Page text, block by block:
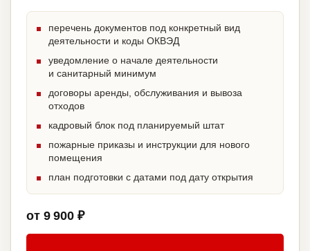
перечень документов под конкретный вид
деятельности и коды ОКВЭД
уведомление о начале деятельности
и санитарный минимум
договоры аренды, обслуживания и вывоза
отходов
кадровый блок под планируемый штат
пожарные приказы и инструкции для нового
помещения
план подготовки с датами под дату открытия
от 9 900 ₽